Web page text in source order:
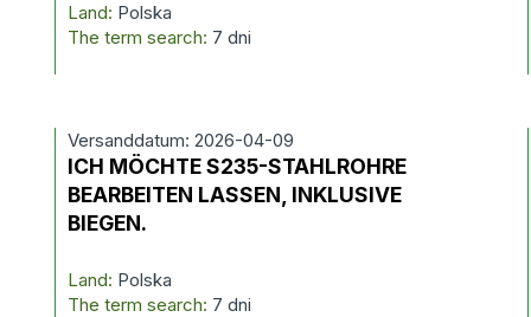
Land: Polska
The term search: 7 dni
Versanddatum: 2026-04-09
ICH MÖCHTE S235-STAHLROHRE
BEARBEITEN LASSEN, INKLUSIVE
BIEGEN.
Land: Polska
The term search: 7 dni